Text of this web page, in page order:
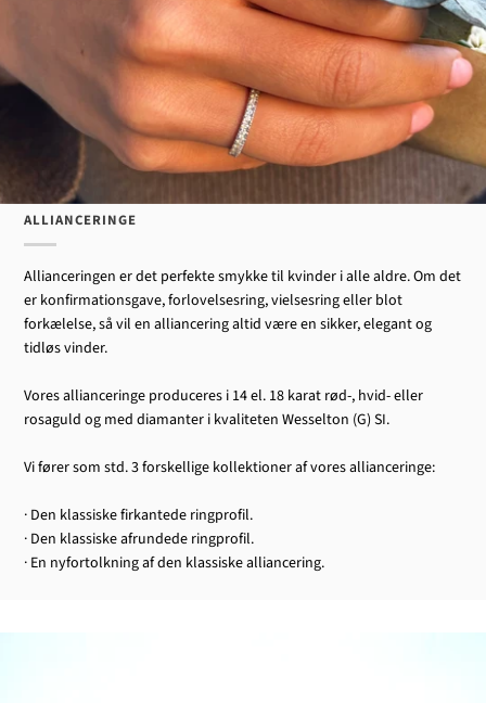
ALLIANCERINGE
Allianceringen er det perfekte smykke til kvinder i alle aldre. Om det
er konfirmationsgave, forlovelsesring, vielsesring eller blot
forkælelse, så vil en alliancering altid være en sikker, elegant og
tidløs vinder.
Vores allianceringe produceres i 14 el. 18 karat rød-, hvid- eller
rosaguld og med diamanter i kvaliteten Wesselton (G) SI.
Vi fører som std. 3 forskellige kollektioner af vores allianceringe:
· Den klassiske firkantede ringprofil.
· Den klassiske afrundede ringprofil.
· En nyfortolkning af den klassiske alliancering.